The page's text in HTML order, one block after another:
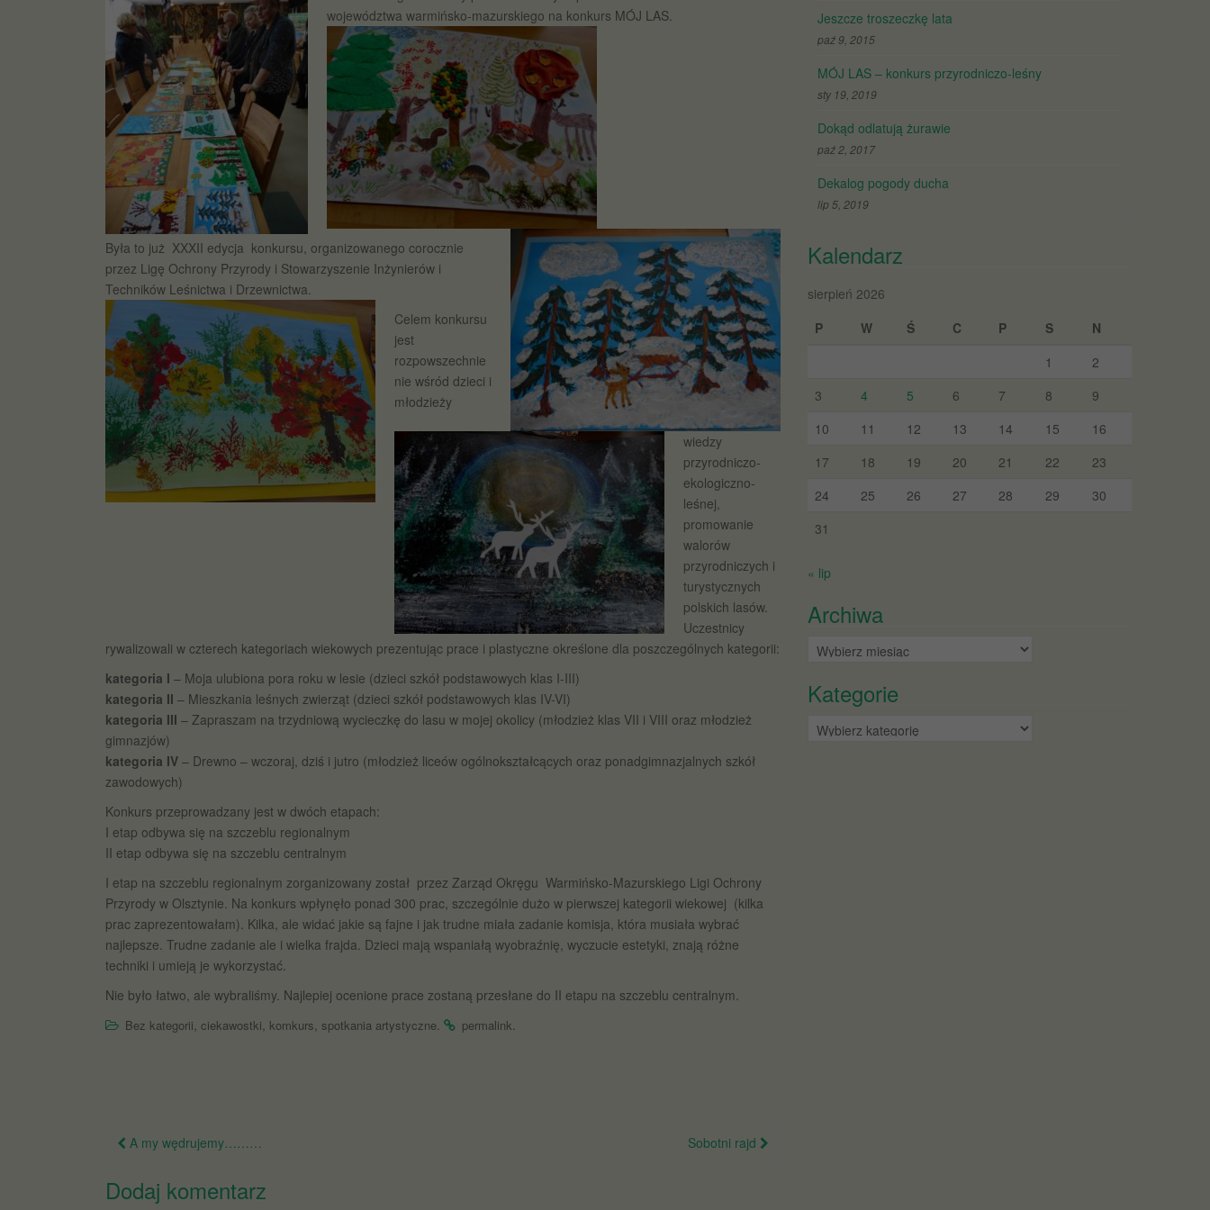
województwa warmińsko-mazurskiego na konkurs MÓJ LAS.
Była to już XXXII edycja konkursu, organizowanego corocznie
przez Ligę Ochrony Przyrody i Stowarzyszenie Inżynierów i
Techników Leśnictwa i Drzewnictwa.
Celem konkursu
jest
rozpowszechnie
nie wśród dzieci i
młodzieży
wiedzy
przyrodniczo-
ekologiczno-
leśnej,
promowanie
walorów
przyrodniczych i
turystycznych
polskich lasów.
Uczestnicy
rywalizowali w czterech kategoriach wiekowych prezentując prace i plastyczne określone dla poszczególnych kategorii:
kategoria I – Moja ulubiona pora roku w lesie (dzieci szkół podstawowych klas I-III)
kategoria II – Mieszkania leśnych zwierząt (dzieci szkół podstawowych klas IV-VI)
kategoria III – Zapraszam na trzydniową wycieczkę do lasu w mojej okolicy (młodzież klas VII i VIII oraz młodzież
gimnazjów)
kategoria IV – Drewno – wczoraj, dziś i jutro (młodzież liceów ogólnokształcących oraz ponadgimnazjalnych szkół
zawodowych)
Konkurs przeprowadzany jest w dwóch etapach:
I etap odbywa się na szczeblu regionalnym
II etap odbywa się na szczeblu centralnym
I etap na szczeblu regionalnym zorganizowany został przez Zarząd Okręgu Warmińsko-Mazurskiego Ligi Ochrony
Przyrody w Olsztynie. Na konkurs wpłynęło ponad 300 prac, szczególnie dużo w pierwszej kategorii wiekowej (kilka
prac zaprezentowałam). Kilka, ale widać jakie są fajne i jak trudne miała zadanie komisja, która musiała wybrać
najlepsze. Trudne zadanie ale i wielka frajda. Dzieci mają wspaniałą wyobraźnię, wyczucie estetyki, znają różne
techniki i umieją je wykorzystać.
Nie było łatwo, ale wybraliśmy. Najlepiej ocenione prace zostaną przesłane do II etapu na szczeblu centralnym.
Bez kategorii, ciekawostki, komkurs, spotkania artystyczne. permalink.
Nawigacja
wpisie
A my wędrujemy……… Sobotni rajd
Dodaj komentarz
Jeszcze troszeczkę lata
paź 9, 2015
MÓJ LAS – konkurs przyrodniczo-leśny
sty 19, 2019
Dokąd odlatują żurawie
paź 2, 2017
Dekalog pogody ducha
lip 5, 2019
Kalendarz
sierpień 2026
P
W Ś C P S
N
1
2
3
4 5 6 7 8
9
10
11 12 13 14 15
16
17
18 19 20 21 22
23
24
25 26 27 28 29
30
31
« lip
Archiwa
Archiwa
Kategorie
Kategorie